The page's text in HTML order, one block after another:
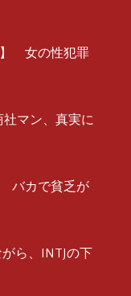
】 女の性犯罪
社マン、真実に
バカで貧乏が
ら、INTJの下